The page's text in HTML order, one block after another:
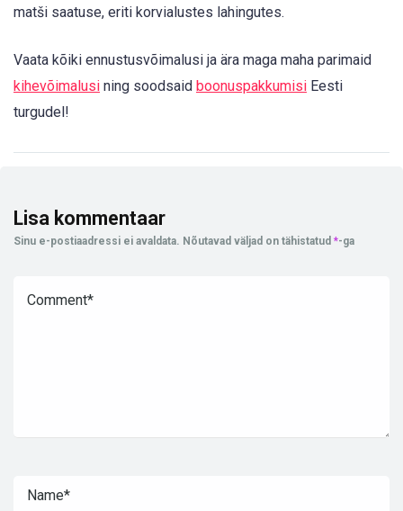
matši saatuse, eriti korvialustes lahingutes.
Vaata kõiki ennustusvõimalusi ja ära maga maha parimaid
kihevõimalusi ning soodsaid boonuspakkumisi Eesti
turgudel!
Lisa kommentaar
Sinu e-postiaadressi ei avaldata. Nõutavad väljad on tähistatud *-ga